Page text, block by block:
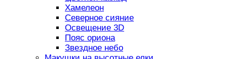
Хамелеон
Северное сияние
Освещение 3D
Пояс ориона
Звездное небо